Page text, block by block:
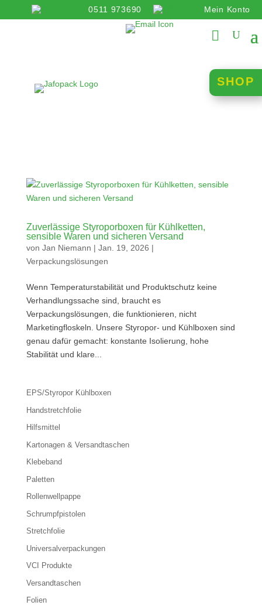
Mein Konto
0511 973690
info@jafopack.de
SHOP
Zuverlässige Styroporboxen für Kühlketten,
sensible Waren und sicheren Versand
von Jan Niemann | Jan. 19, 2026 |
Verpackungslösungen
Wenn Temperaturstabilität und Produktschutz keine
Verhandlungssache sind, braucht es
Verpackungslösungen, die funktionieren, nicht
Marketingfloskeln. Unsere Styropor- und Kühlboxen sind
genau dafür gemacht: konstante Isolierung, hohe
Stabilität und klare...
EPS/Styropor Kühlboxen
Handstretchfolie
Hilfsmittel
Kartonagen & Versandtaschen
Klebeband
Paletten
Rollenwellpappe
Schrumpfpistolen
Stretchfolie
Universalverpackungen
VCI Produkte
Versandtaschen
Folien